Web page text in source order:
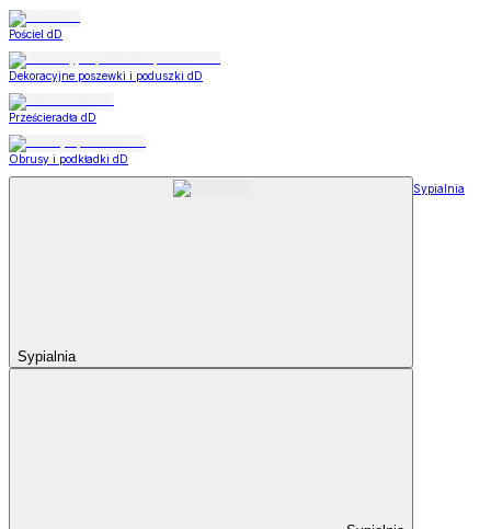
Pościel dD
Dekoracyjne poszewki i poduszki dD
Prześcieradła dD
Obrusy i podkładki dD
Sypialnia
Sypialnia